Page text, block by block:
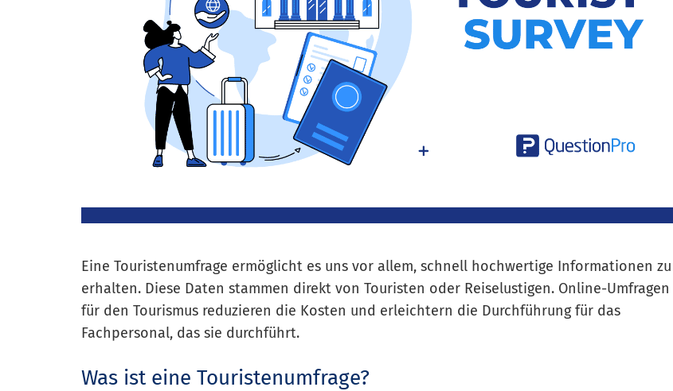
Eine Touristenumfrage ermöglicht es uns vor allem, schnell hochwertige Informationen zu
erhalten. Diese Daten stammen direkt von Touristen oder Reiselustigen. Online-Umfragen
für den Tourismus reduzieren die Kosten und erleichtern die Durchführung für das
Fachpersonal, das sie durchführt.
Was ist eine Touristenumfrage?